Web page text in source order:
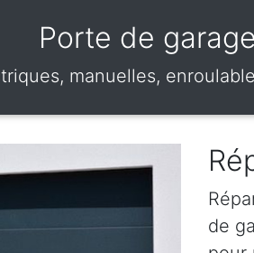
Porte de
manuelles,
de